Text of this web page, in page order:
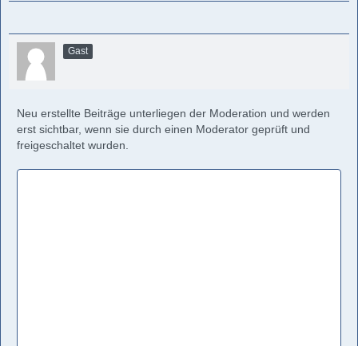
Gast
Neu erstellte Beiträge unterliegen der Moderation und werden
erst sichtbar, wenn sie durch einen Moderator geprüft und
freigeschaltet wurden.